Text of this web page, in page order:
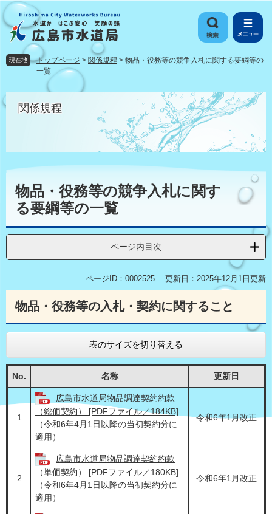
ペ
ー
先
。
メ
ニ
を
て
現在地 トップページ > 関係規程 > 物品・役務等の競争入札に関する要綱等の
一覧
関係規程
本
物品・役務等の競争入札に関す
る要綱等の一覧
ページ内目次
ページID：0002525 更新日：2025年12月1日更新
物品・役務等の入札・契約に関すること
表のサイズを切り替える
No. 名称 更新日
1
広島市水道局物品調達契約約款
（総価契約） [PDFファイル／184KB]
（令和6年4月1日以降の当初契約分に
適用）
令和6年1月改正
2
広島市水道局物品調達契約約款
（単価契約） [PDFファイル／180KB]
（令和6年4月1日以降の当初契約分に
適用）
令和6年1月改正